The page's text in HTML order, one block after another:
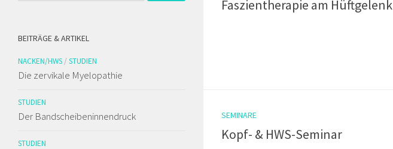
Faszientherapie am Hüftgelenk
SEMINARE
Kopf- & HWS-Seminar
BEITRÄGE & ARTIKEL
NACKEN/HWS / STUDIEN
Die zervikale Myelopathie
STUDIEN
Der Bandscheibeninnendruck
STUDIEN